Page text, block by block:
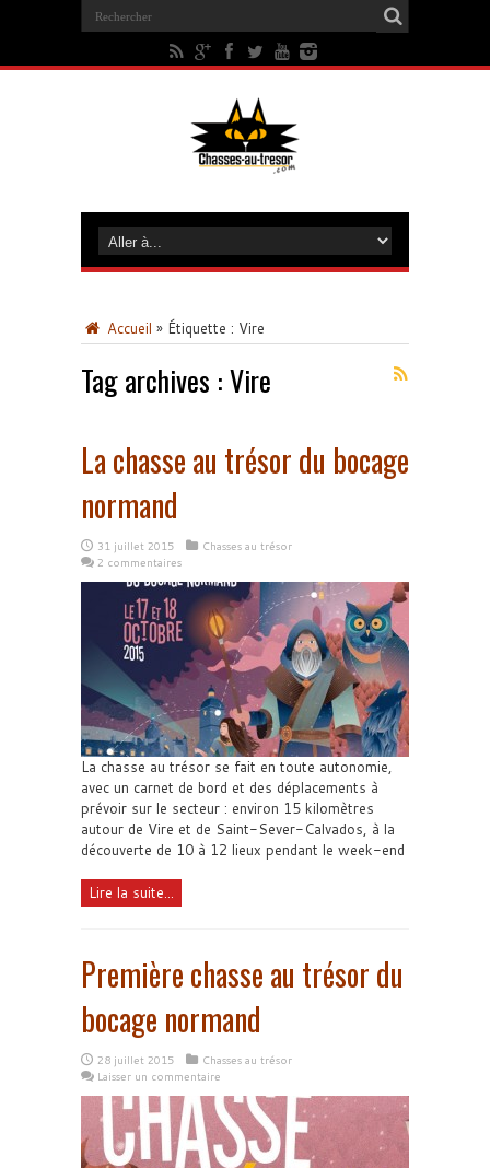
Accueil » Étiquette : Vire
Tag archives :Vire
La chasse au trésor du bocage
normand
31 juillet 2015
Chasses au trésor
2 commentaires
La chasse au trésor se fait en toute autonomie,
avec un carnet de bord et des déplacements à
prévoir sur le secteur : environ 15 kilomètres
autour de Vire et de Saint-Sever-Calvados, à la
découverte de 10 à 12 lieux pendant le week-end
Lire la suite...
Première chasse au trésor du
bocage normand
28 juillet 2015
Chasses au trésor
Laisser un commentaire